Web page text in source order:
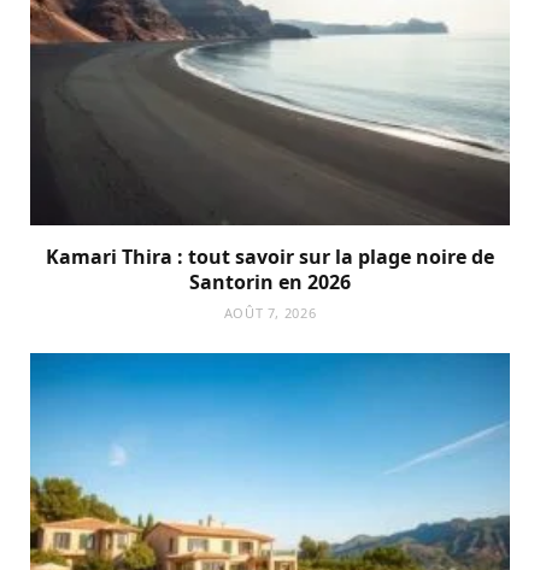
Kamari Thira : tout savoir sur la plage noire de
Santorin en 2026
AOÛT 7, 2026